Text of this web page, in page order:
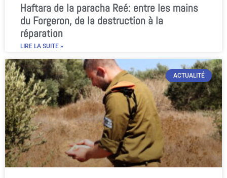
Haftara de la paracha Reé: entre les mains
du Forgeron, de la destruction à la
réparation
LIRE LA SUITE »
ACTUALITÉ